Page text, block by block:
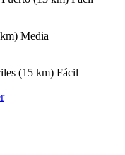
Media
(15 km) Fácil